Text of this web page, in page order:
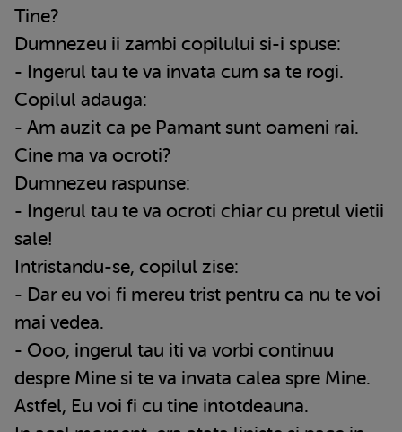
Tine?
Dumnezeu ii zambi copilului si-i spuse:
- Ingerul tau te va invata cum sa te rogi.
Copilul adauga:
- Am auzit ca pe Pamant sunt oameni rai.
Cine ma va ocroti?
Dumnezeu raspunse:
- Ingerul tau te va ocroti chiar cu pretul vietii
sale!
Intristandu-se, copilul zise:
- Dar eu voi fi mereu trist pentru ca nu te voi
mai vedea.
- Ooo, ingerul tau iti va vorbi continuu
despre Mine si te va invata calea spre Mine.
Astfel, Eu voi fi cu tine intotdeauna.